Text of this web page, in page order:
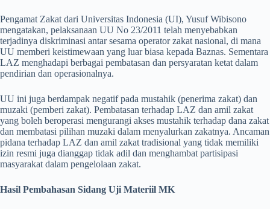
Pengamat Zakat dari Universitas Indonesia (UI), Yusuf Wibisono
mengatakan, pelaksanaan UU No 23/2011 telah menyebabkan
terjadinya diskriminasi antar sesama operator zakat nasional, di mana
UU memberi keistimewaan yang luar biasa kepada Baznas. Sementara
LAZ menghadapi berbagai pembatasan dan persyaratan ketat dalam
pendirian dan operasionalnya.
UU ini juga berdampak negatif pada mustahik (penerima zakat) dan
muzaki (pemberi zakat). Pembatasan terhadap LAZ dan amil zakat
yang boleh beroperasi mengurangi akses mustahik terhadap dana zakat
dan membatasi pilihan muzaki dalam menyalurkan zakatnya. Ancaman
pidana terhadap LAZ dan amil zakat tradisional yang tidak memiliki
izin resmi juga dianggap tidak adil dan menghambat partisipasi
masyarakat dalam pengelolaan zakat.
Hasil Pembahasan Sidang Uji Materiil MK